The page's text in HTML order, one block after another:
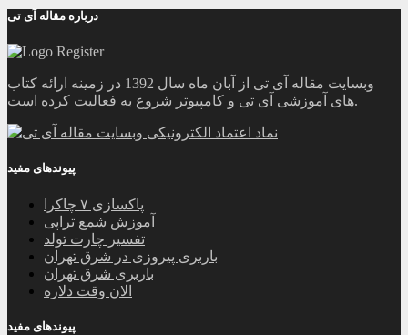
درباره مقاله آی تی
وبسایت مقاله آی تی از آبان ماه سال 1392 در زمینه ارائه کتاب
های آموزشی آی تی و کامپیوتر شروع به فعالیت کرده است.
پیوندهای مفید
پاکسازی ۷ چاکرا
آموزش شمع تراپی
تفسیر چارت تولد
باربری پیروزی در شرق تهران
باربری شرق تهران
الان وقت دلاره
پیوندهای مفید